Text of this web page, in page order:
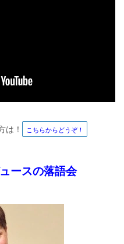
は！ こちらからどうぞ！
ースの落語会